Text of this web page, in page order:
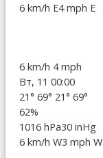
6 km/h E4 mph E
6 km/h 4 mph
Вт, 11 00:00
21° 69° 21° 69°
62%
1016 hPa30 inHg
6 km/h W3 mph W